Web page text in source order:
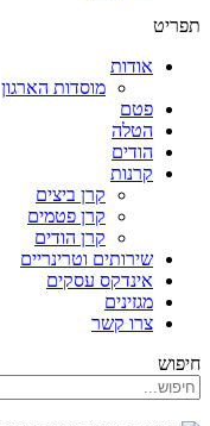
תפריט
אודות
מוסדות הארגון
פטם
הטלה
הודים
קרנות
קרן ביצים
קרן פטמים
קרן הודים
שירותים וטרינריים
אינדקס עסקים
מגזינים
צרו קשר
חיפוש